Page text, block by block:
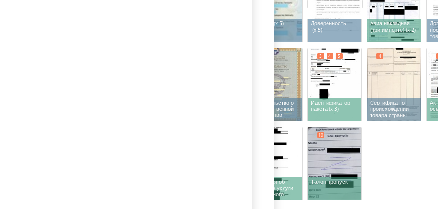
(x 5)
Доверенность
(x 5)
Авиа накладная
(при импорте)(x 2)
Свидетельство о
государственной
регистрации
Идентификатор
пакета(x 3)
3 4 5
Сертификат о
происхождении
товара страны
экспортера
4
Квитанция об
оплате за услуги
таможенного
терминала
Талон пропуск
10